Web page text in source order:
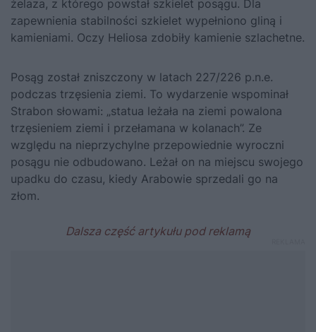
żelaza, z którego powstał szkielet posągu. Dla
zapewnienia stabilności szkielet wypełniono gliną i
kamieniami. Oczy Heliosa zdobiły kamienie szlachetne.
Posąg został zniszczony w latach 227/226 p.n.e.
podczas trzęsienia ziemi. To wydarzenie wspominał
Strabon słowami: „statua leżała na ziemi powalona
trzęsieniem ziemi i przełamana w kolanach”. Ze
względu na nieprzychylne przepowiednie wyroczni
posągu nie odbudowano. Leżał on na miejscu swojego
upadku do czasu, kiedy Arabowie sprzedali go na
złom.